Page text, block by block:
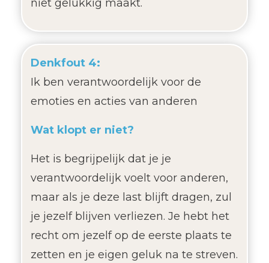
niet gelukkig maakt.
Denkfout 4:
Ik ben verantwoordelijk voor de
emoties en acties van anderen
Wat klopt er niet?
Het is begrijpelijk dat je je
verantwoordelijk voelt voor anderen,
maar als je deze last blijft dragen, zul
je jezelf blijven verliezen. Je hebt het
recht om jezelf op de eerste plaats te
zetten en je eigen geluk na te streven.